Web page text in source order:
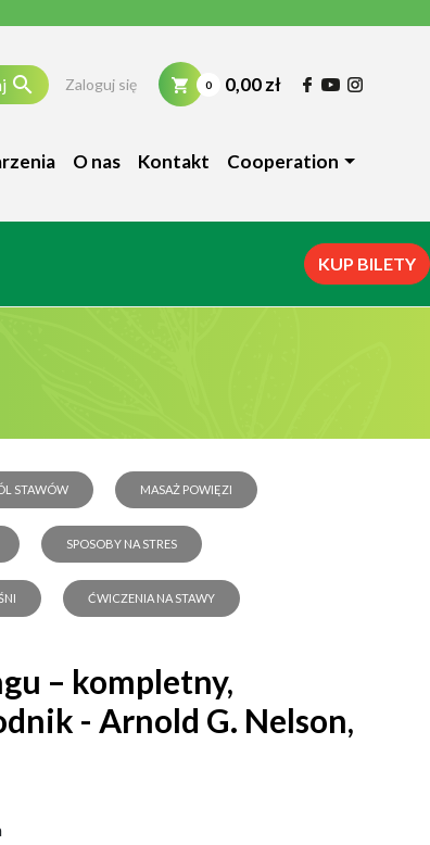
 Zaloguj się 0 0,00 zł
O nas Kontakt Cooperation
KUP BILETY
STAWÓW MASAŻ POWIĘZI
SPOSOBY NA STRES
ĆWICZENIA NA STAWY
– kompletny,
- Arnold G. Nelson,